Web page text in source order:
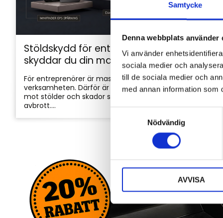
Samtycke
Denna webbplats använder
Vi använder
sociala medier och
till de sociala medier och
med annan information som
y
Nödvändig
AVVISA
Stöldskydd för entreprenadmaskiner: så
skyddar du din maskin och utrustning
För entreprenörer är maskinerna hjärtat i
verksamheten. Därför är det viktigt att skydda dem
mot stölder och skador som kan orsaka kostsamma
avbrott....